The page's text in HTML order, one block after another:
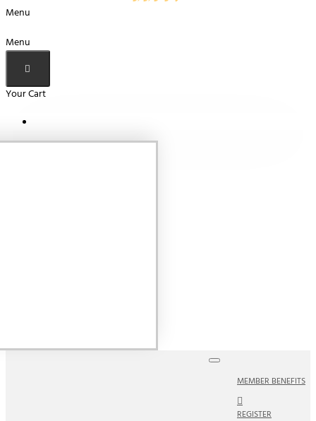
Menu
Menu
Your Cart
MEMBER BENEFITS
REGISTER